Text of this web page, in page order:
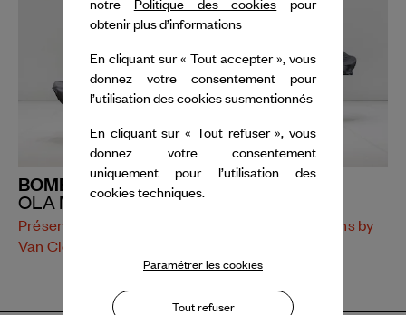
BOMBYX MORI
OLA MACIEJEWSKA
Présentation avec le soutien de Dance Reflections by
Van Cleef & Arpels
notre Politique des cookies pour
obtenir plus d’informations
En cliquant sur « Tout accepter », vous
donnez votre consentement pour
l’utilisation des cookies susmentionnés
En cliquant sur « Tout refuser », vous
donnez votre consentement
uniquement pour l’utilisation des
cookies techniques.
Paramétrer les cookies
Tout refuser